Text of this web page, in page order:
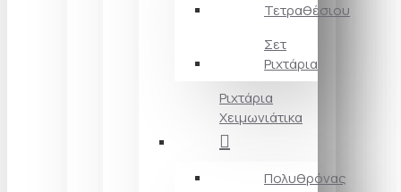
Τετραθέσιου
Σετ
Ριχτάρια
Ριχτάρια
Χειμωνιάτικα
Πολυθρόνας